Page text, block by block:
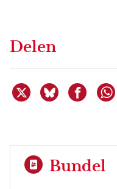
Delen
Deel dit item op X
Deel dit
Bundel